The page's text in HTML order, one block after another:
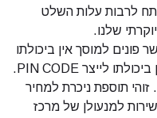
לרבות עלות השלט
שלנו.
פונים למוסך אין ביכולתו
לחתוך את המפתח בעצמו ולעתים אין ביכולתו לייצר PIN CODE.
תוספת ניכרת למחיר
למנעולן של מרכז